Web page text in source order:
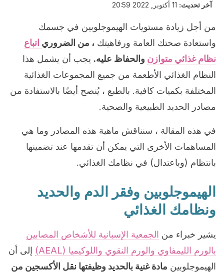
آخر تحديث: 11 أكتوبر, 2022 20:59
من أجل زيادة مستويات الهيموجلوبين في جسمك
واستعادة صحتك العامة ورفاهيتك ، من الضروري اتباع
نظام غذائي متوازن والحفاظ عليه. يجب أن يشمل هذا
النظام الغذائي الأطعمة من جميع المجموعات الغذائية
المختلفة بكميات كافية. بالطبع ، يُنصح أيضًا بالاستفادة من
مصادر الحديد الطبيعية والصحية.
في هذه المقالة ، سنناقش ماهية هذه المصادر وما هي
المساهمات الأخرى التي يمكن أن تقدمها عند تضمينها
بانتظام (وباعتدال) في نظامك الغذائي.
الهيموجلوبين وفقر الدم والحديد
ونظامك الغذائي
يشير خبراء من الجمعية الإسبانية للأشخاص المصابين
بالورم الليمفاوي والورم النقوي واللوكيميا (AEAL)
إلى أن
الهيموجلوبين مادة غنية بالحديد وظيفتها نقل الأكسجين من